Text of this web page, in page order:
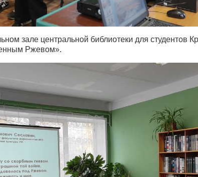
зале центральной библиотеки для студентов
Ржевом».